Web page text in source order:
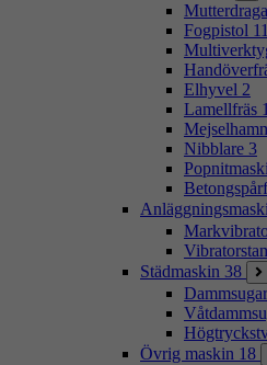
Fogpistol 11
Elhyvel 2
Lamellfräs 1
Nibblare 3
Städmaskin 38
Övrig maskin 18